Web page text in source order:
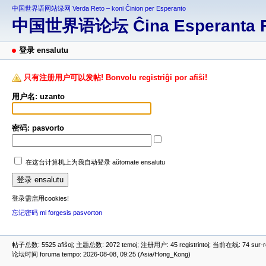
中国世界语网站绿网 Verda Reto – koni Ĉinion per Esperanto
中国世界语论坛 Ĉina Esperanta
登录 ensalutu
只有注册用户可以发帖! Bonvolu registriĝi por afiŝi!
用户名: uzanto
密码: pasvorto
在这台计算机上为我自动登录 aŭtomate ensalutu
登录需启用cookies!
忘记密码 mi forgesis pasvorton
帖子总数: 5525 afiŝoj; 主题总数: 2072 temoj; 注册用户: 45 registrintoj; 当前在线: 74
论坛时间 foruma tempo: 2026-08-08, 09:25 (Asia/Hong_Kong)